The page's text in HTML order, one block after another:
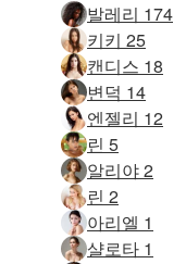
발레리 174
키키 25
캔디스 18
변덕 14
엔젤리 12
린 5
알리야 2
린 2
아리엘 1
샬로타 1